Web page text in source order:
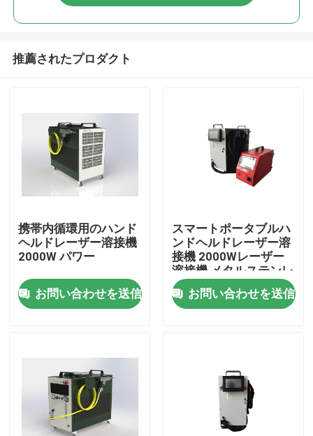
家
製品
VRショー
私たちに関しては
推薦されたプロダクト
携帯内循環用のハンド
ヘルドレーザー溶接機
2000W パワー
お問い合わせを送信
スマートポータブルハ
ンドヘルドレーザー溶
接機 2000Wレーザー
溶接機 メタルステンレ
ス鋼レーザー溶接機
お問い合わせを送信